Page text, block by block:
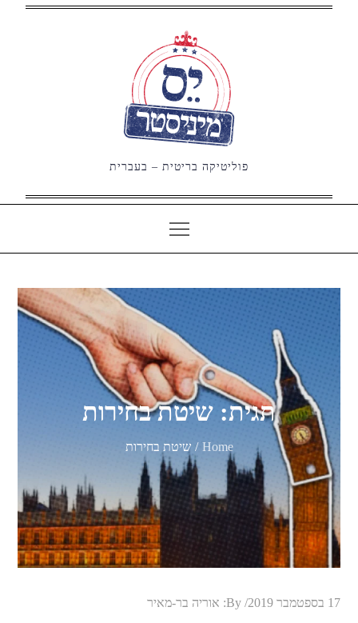
פוליטיקה בריטית – בעברית
תגית: שיטת בחירות
Home שיטת בחירות
Posted
17 בספטמבר 2019 By: אוריה בר-מאיר